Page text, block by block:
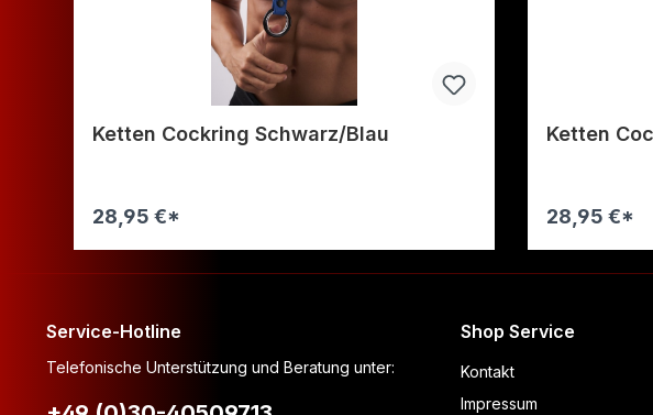
Ketten Cockring Schwarz/Blau
28,95 €*
Ketten
28,95 €*
Service-Hotline
Telefonische Unterstützung und Beratung unter:
Shop Service
Kontakt
Impressum